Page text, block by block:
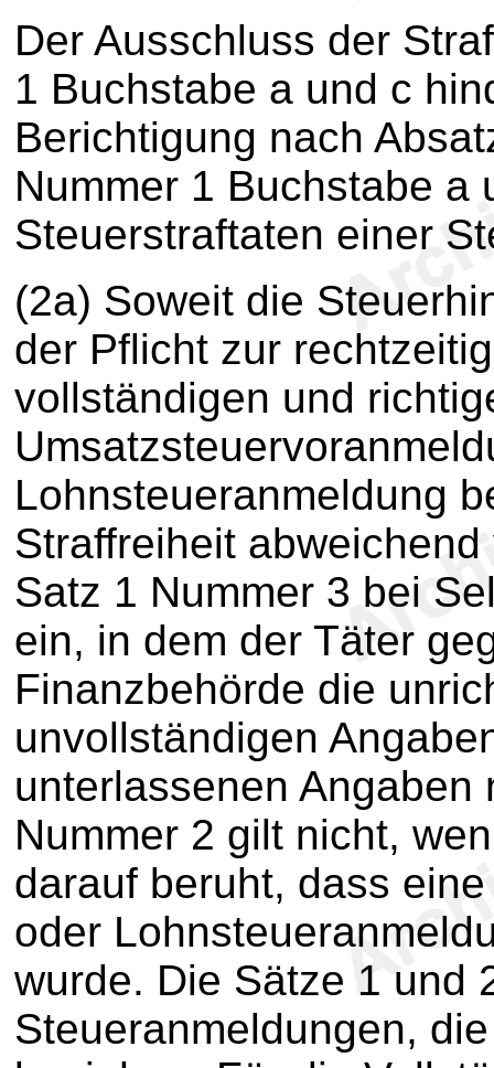
Der Ausschluss der
1 Buchstabe a und c
Berichtigung nach
Nummer 1 Buchstabe a
Steuerstraftaten einer
(2a) Soweit die
der Pflicht zur
vollständigen und
Lohnsteueranmeldung
Straffreiheit
Satz 1 Nummer 3 bei
ein, in dem der Täter
Finanzbehörde die
unvollständigen
unterlassenen
Nummer 2 gilt nicht,
darauf beruht, dass
oder
wurde. Die Sätze 1 und
Steueranmeldungen,